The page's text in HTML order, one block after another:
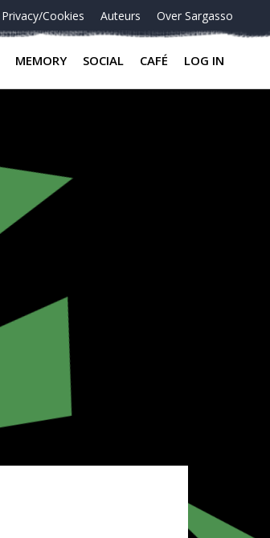
Privacy/Cookies Auteurs Over Sargasso
MEMORY SOCIAL CAFÉ LOG IN